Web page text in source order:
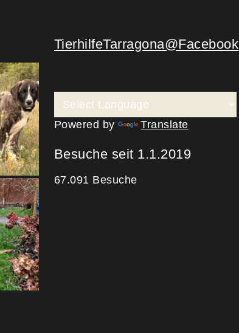
TierhilfeTarragona@Facebook
Powered by Translate
Besuche seit 1.1.2019
67.091 Besuche